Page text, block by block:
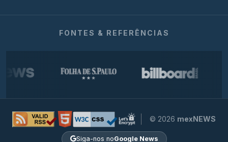
FONTES & REFERÊNCIAS
© 2026 mexNEWS
Siga-nos noGoogle News